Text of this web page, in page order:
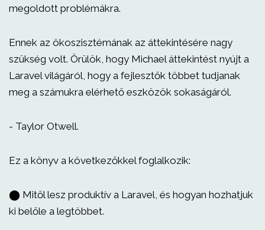
megoldott problémákra.
Ennek az ökoszisztémának az áttekintésére nagy
szükség volt. Örülök, hogy Michael áttekintést nyújt a
Laravel világáról, hogy a fejlesztők többet tudjanak
meg a számukra elérhető eszközök sokaságáról.
- Taylor Otwell.
Ez a könyv a következőkkel foglalkozik:
⬤ Mitől lesz produktív a Laravel, és hogyan hozhatjuk
ki belőle a legtöbbet.